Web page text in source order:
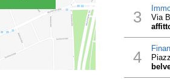
3
Via
4